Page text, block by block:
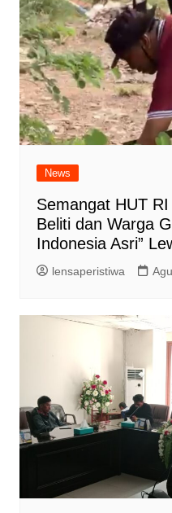
News
Semangat HUT
Beliti dan Warga
Indonesia Asri”
lensaperistiwa